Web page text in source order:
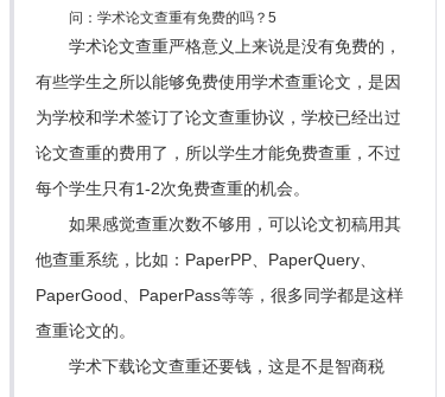
问：学术论文查重有免费的吗？5
学术论文查重严格意义上来说是没有免费的，
有些学生之所以能够免费使用学术查重论文，是因
为学校和学术签订了论文查重协议，学校已经出过
论文查重的费用了，所以学生才能免费查重，不过
每个学生只有1-2次免费查重的机会。
如果感觉查重次数不够用，可以论文初稿用其
他查重系统，比如：PaperPP、PaperQuery、
PaperGood、PaperPass等等，很多同学都是这样
查重论文的。
学术下载论文查重还要钱，这是不是智商税